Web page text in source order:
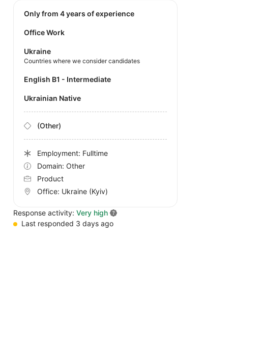
Only from 4 years of experience
Office Work
Ukraine
Countries where we consider candidates
English B1 - Intermediate
Ukrainian Native
(Other)
Employment: Fulltime
Domain: Other
Product
Office: Ukraine (Kyiv)
Response activity:Very high
Last responded 3 days ago